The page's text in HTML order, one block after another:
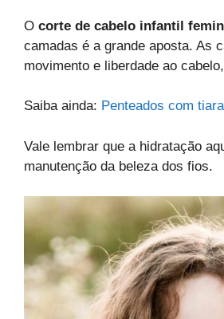
O corte de cabelo infantil
camadas é a grande aposta. As
movimento e liberdade ao
Saiba ainda: Penteados com tiara
Vale lembrar que a hidratação
manutenção da beleza dos fios.